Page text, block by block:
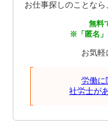
お仕事探しのことなら
無料
※「匿名」
お気軽
労働に
社労士が